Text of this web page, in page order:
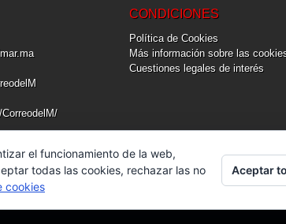
CONDICIONES
Política de Cookies
Más información sobre las
Cuestiones legales de interés
el funcionamiento de la web,
todas las cookies, rechazar las no
cookies
Aceptar